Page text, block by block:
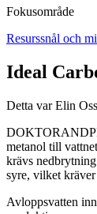
Fokusområde
Resurssnål och
Ideal
Detta var Elin
metanol till
krävs
syre, vilket kräver
Avloppsvatten